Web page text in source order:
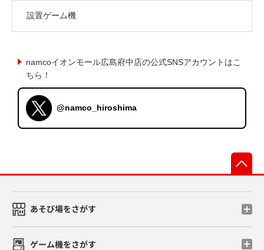
設置ゲーム機
namcoイオンモール広島府中店の公式SNSアカウントはこ
ちら！
@namco_hiroshima
あそび場をさがす
ゲーム機をさがす